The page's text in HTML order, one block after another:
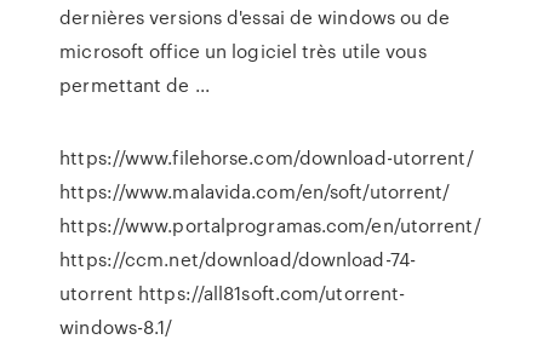
dernières versions d'essai de windows ou de
microsoft office un logiciel très utile vous
permettant de ...
https://www.filehorse.com/download-utorrent/
https://www.malavida.com/en/soft/utorrent/
https://www.portalprogramas.com/en/utorrent/
https://ccm.net/download/download-74-
utorrent https://all81soft.com/utorrent-
windows-8.1/